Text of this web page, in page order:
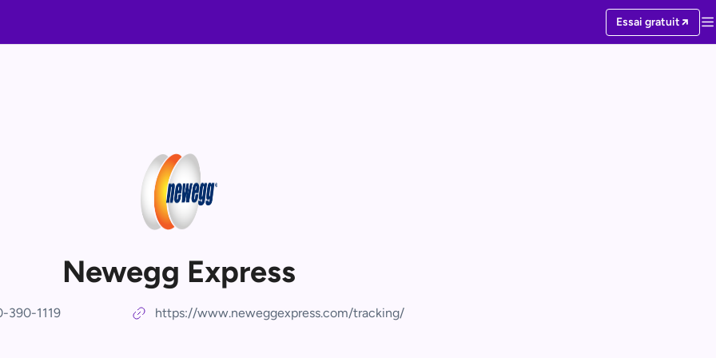
Essai gratuit
Newegg Express
390-1119 https://www.neweggexpress.com/tracking/